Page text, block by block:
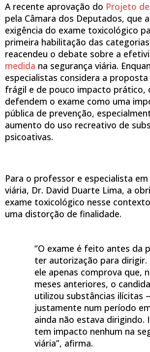
A recente aprovação do Projeto
pela Câmara dos Deputados, que
exigência do exame toxicológico
primeira habilitação das
reacendeu o debate sobre a
medida na segurança viária.
especialistas considera a
frágil e de pouco impacto prático,
defendem o exame como uma
pública de prevenção,
aumento do uso recreativo de
psicoativas.
Para o professor e especialista em
viária, Dr. David Duarte Lima, a
exame toxicológico nesse
uma distorção de finalidade.
“O exame é feito antes da
ter autorização para dirigir.
ele apenas comprova que,
meses anteriores, o
utilizou substâncias ilícitas
justamente num período
ainda não estava dirigindo.
tem impacto nenhum na
viária”, afirma.